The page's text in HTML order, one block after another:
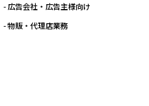
- 広告会社・広告主様向け
- 物販・代理店業務